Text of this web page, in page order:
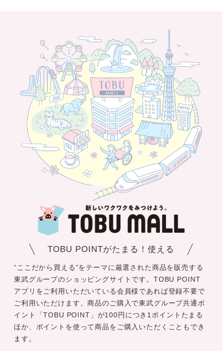
TOBU POINTがたまる！使える
“ここだから買える”をテーマに厳選された商品を販売する
東武グループのショッピングサイトです。TOBU POINT
アプリをご利用いただいている会員様であれば登録不要で
ご利用いただけます。商品のご購入で東武グループ共通ポ
イント「TOBU POINT」が100円につき1ポイントたまる
ほか、ポイントを使って商品をご購入いただくこともでき
ます。